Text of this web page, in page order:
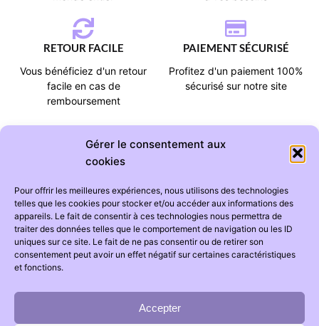
Gérer le consentement aux
cookies
Pour offrir les meilleures expériences, nous utilisons des technologies
telles que les cookies pour stocker et/ou accéder aux informations des
appareils. Le fait de consentir à ces technologies nous permettra de
traiter des données telles que le comportement de navigation ou les ID
uniques sur ce site. Le fait de ne pas consentir ou de retirer son
consentement peut avoir un effet négatif sur certaines caractéristiques
et fonctions.
Accepter
RETOUR FACILE
Vous bénéficiez d'un retour
facile en cas de
remboursement
PAIEMENT SÉCURISÉ
Profitez d'un paiement 100%
sécurisé sur notre site
CATÉGORIES
Tapis chambre bébé
Tapis chambre enfant
AIDE
Suivi de commande
Foire aux questions
INFORMATIONS